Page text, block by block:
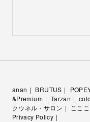
anan BRUTUS
&Premium
Tarzan
クウネル・サロン
こここ
Privacy Policy